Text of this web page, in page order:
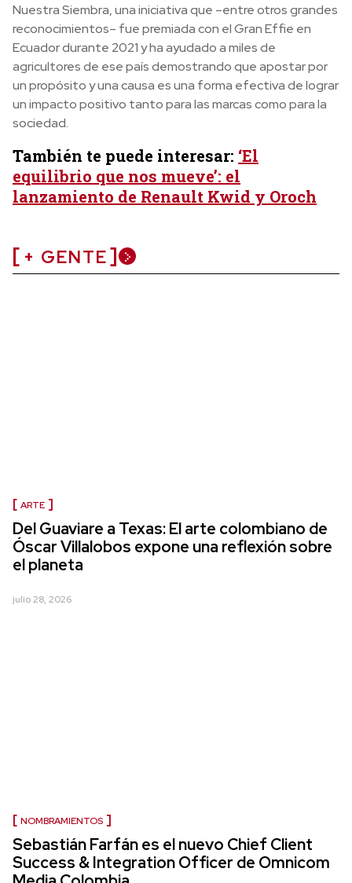
Nuestra Siembra, una iniciativa que –entre otros grandes
reconocimientos– fue premiada con el Gran Effie en
Ecuador durante 2021 y ha ayudado a miles de
agricultores de ese país demostrando que apostar por
un propósito y una causa es una forma efectiva de lograr
un impacto positivo tanto para las marcas como para la
sociedad.
También te puede interesar: ‘El
equilibrio que nos mueve’: el
lanzamiento de Renault Kwid y Oroch
+ GENTE
ARTE
Del Guaviare a Texas: El arte colombiano de
Óscar Villalobos expone una reflexión sobre
el planeta
julio 28, 2026
NOMBRAMIENTOS
Sebastián Farfán es el nuevo Chief Client
Success & Integration Officer de Omnicom